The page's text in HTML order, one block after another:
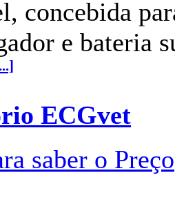
concebida
e bateria
ECGvet
saber o Preço